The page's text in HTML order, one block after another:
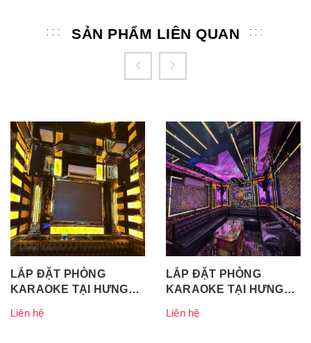
SẢN PHẨM LIÊN QUAN
LẮP ĐẶT PHÒNG
KARAOKE TẠI HƯNG
Liên hệ
LẮP ĐẶT PHÒNG
KARAOKE TẠI HƯNG
Liên hệ